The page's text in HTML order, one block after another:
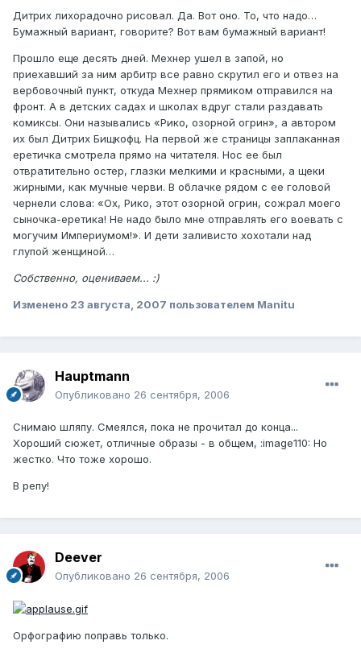
Дитрих лихорадочно рисовал. Да. Вот оно. То, что надо…
Бумажный вариант, говорите? Вот вам бумажный вариант!
Прошло еще десять дней. Мехнер ушел в запой, но
приехавший за ним арбитр все равно скрутил его и отвез на
вербовочный пункт, откуда Мехнер прямиком отправился на
фронт. А в детских садах и школах вдруг стали раздавать
комиксы. Они назывались «Рико, озорной огрин», а автором
их был Дитрих Бищкофц. На первой же страницы заплаканная
еретичка смотрела прямо на читателя. Нос ее был
отвратительно остер, глазки мелкими и красными, а щеки
жирными, как мучные черви. В облачке рядом с ее головой
чернели слова: «Ох, Рико, этот озорной огрин, сожрал моего
сыночка-еретика! Не надо было мне отправлять его воевать с
могучим Империумом!». И дети заливисто хохотали над
глупой женщиной…
Собственно, оцениваем... :)
Изменено 23 августа, 2007 пользователем Manitu
Hauptmann
Опубликовано 26 сентября, 2006
Снимаю шляпу. Смеялся, пока не прочитал до конца...
Хороший сюжет, отличные образы - в общем, :image110: Но
жестко. Что тоже хорошо.
В репу!
Deever
Опубликовано 26 сентября, 2006
Орфографию поправь только.